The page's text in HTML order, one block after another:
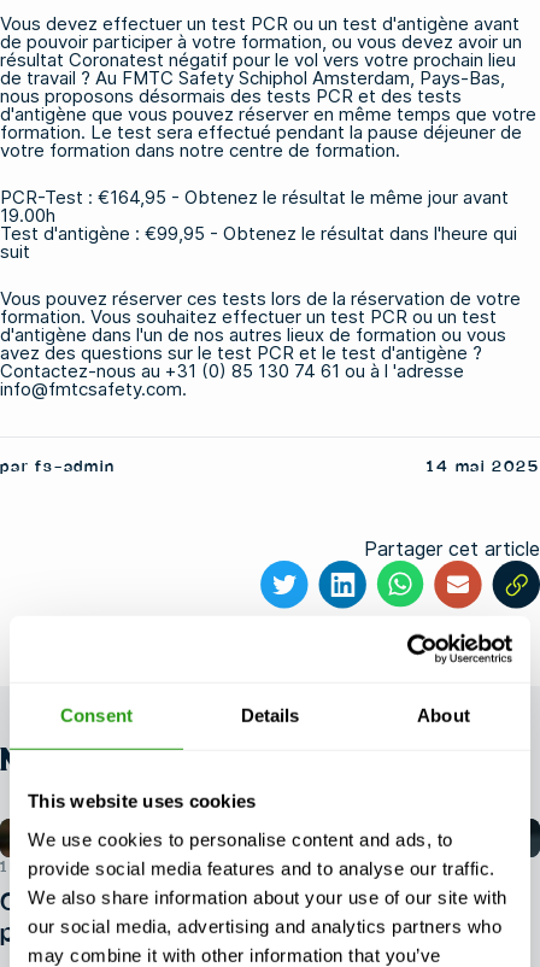
Consent Details About
This website uses cookies
We use cookies to personalise content and ads, to
provide social media features and to analyse our traffic.
We also share information about your use of our site with
our social media, advertising and analytics partners who
may combine it with other information that you’ve
Vous devez effectuer un test PCR ou un test d'antigène avant
de pouvoir participer à votre formation, ou vous devez avoir un
résultat Coronatest négatif pour le vol vers votre prochain lieu
de travail ? Au FMTC Safety Schiphol Amsterdam, Pays-Bas,
nous proposons désormais des tests PCR et des tests
d'antigène que vous pouvez réserver en même temps que votre
formation. Le test sera effectué pendant la pause déjeuner de
votre formation dans notre centre de formation.
PCR-Test : €164,95 - Obtenez le résultat le même jour avant
19.00h
Test d'antigène : €99,95 - Obtenez le résultat dans l'heure qui
suit
Vous pouvez réserver ces tests lors de la réservation de votre
formation. Vous souhaitez effectuer un test PCR ou un test
d'antigène dans l'un de nos autres lieux de formation ou vous
avez des questions sur le test PCR et le test d'antigène ?
Contactez-nous au +31 (0) 85 130 74 61 ou à l 'adresse
info@fmtcsafety.com.
par fs-admin 14 mai 2025
Partager cet article
NOUVELLES
1ER AOÛT 2026
Quelle pièce d'identité faut-il présenter
pour passer le BOSIET ?